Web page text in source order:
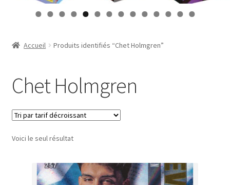
Contact
Mon compte
Panier
Validation de la commande
0 1 2 3 4
Accueil Produits identifiés “Chet Holmgren”
Chet Holmgren
Voici le seul résultat